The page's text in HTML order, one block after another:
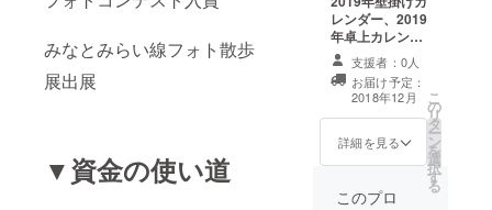
みなとみらい線フォト散歩
展出展
▼資金の使い道
レンダー、2019
年卓上カレン
ダー、都内夜景
大判プリント
（額縁付き）
支援者：0人
お届け予定：
2018年12月
詳細を見る
こ
の
リ
タ
ー
ン
を
選
択
す
る
このプロ